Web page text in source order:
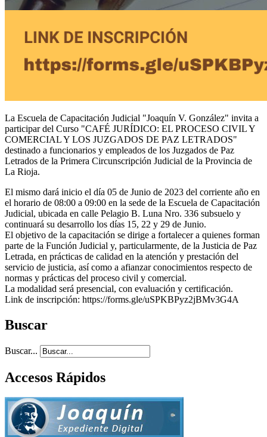
La Escuela de Capacitación Judicial "Joaquín V. González" invita a
participar del Curso "CAFÉ JURÍDICO: EL PROCESO CIVIL Y
COMERCIAL Y LOS JUZGADOS DE PAZ LETRADOS"
destinado a funcionarios y empleados de los Juzgados de Paz
Letrados de la Primera Circunscripción Judicial de la Provincia de
La Rioja.
El mismo dará inicio el día 05 de Junio de 2023 del corriente año en
el horario de 08:00 a 09:00 en la sede de la Escuela de Capacitación
Judicial, ubicada en calle Pelagio B. Luna Nro. 336 subsuelo y
continuará su desarrollo los días 15, 22 y 29 de Junio.
El objetivo de la capacitación se dirige a fortalecer a quienes forman
parte de la Función Judicial y, particularmente, de la Justicia de Paz
Letrada, en prácticas de calidad en la atención y prestación del
servicio de justicia, así como a afianzar conocimientos respecto de
normas y prácticas del proceso civil y comercial.
La modalidad será presencial, con evaluación y certificación.
Link de inscripción: https://forms.gle/uSPKBPyz2jBMv3G4A
Buscar
Buscar...
Accesos Rápidos